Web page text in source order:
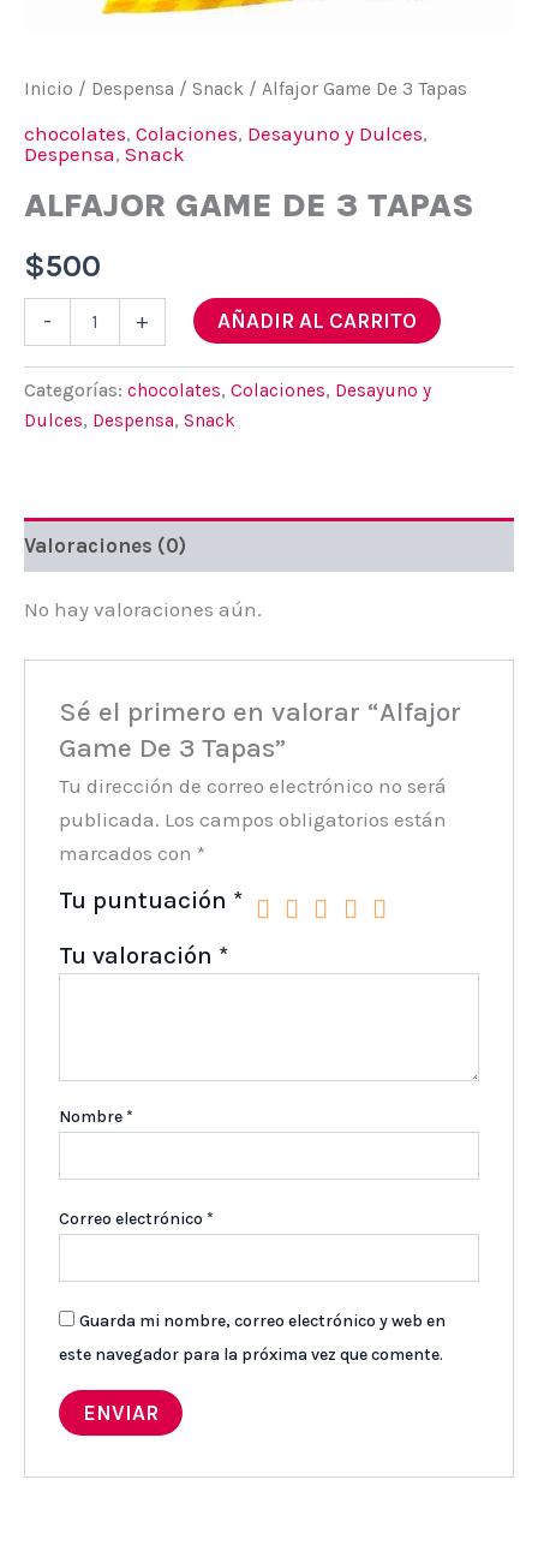
Inicio / Despensa / Snack / Alfajor Game De 3 Tapas
chocolates, Colaciones, Desayuno y Dulces,
Despensa, Snack
ALFAJOR GAME DE 3 TAPAS
$500
-
3
Tapas
cantidad
+ AÑADIR AL CARRITO
Categorías: chocolates, Colaciones, Desayuno y
Dulces, Despensa, Snack
Valoraciones (0)
No hay valoraciones aún.
Sé el primero en valorar “Alfajor
Game De 3 Tapas”
Tu dirección de correo electrónico no será
publicada. Los campos obligatorios están
marcados con *
Tu puntuación *
Tu valoración *
Nombre *
Correo electrónico *
Guarda mi nombre, correo electrónico y web en
este navegador para la próxima vez que comente.